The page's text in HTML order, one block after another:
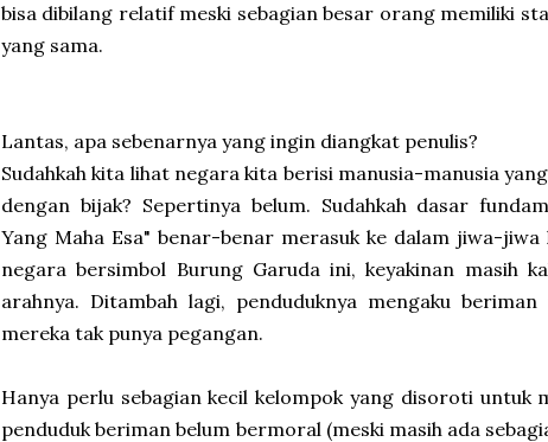
bisa dibilang relatif meski sebagian besar orang memiliki
yang sama.
Lantas, apa sebenarnya yang ingin diangkat penulis?
Sudahkah kita lihat negara kita berisi manusia-manusia
dengan bijak? Sepertinya belum. Sudahkah dasar
Yang Maha Esa" benar-benar merasuk ke dalam jiwa-jiwa
negara bersimbol Burung Garuda ini, keyakinan masih
arahnya. Ditambah lagi, penduduknya mengaku
mereka tak punya pegangan.
Hanya perlu sebagian kecil kelompok yang disoroti untuk
penduduk beriman belum bermoral (meski masih ada